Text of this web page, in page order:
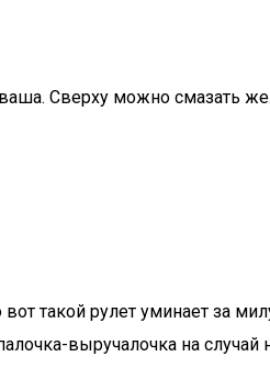
Сверху можно смазать
такой рулет уминает за
выручалочка на случай